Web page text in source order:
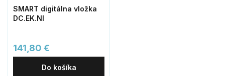
SMART digitálna vložka
DC.EK.NI
141,80 €
Do košíka